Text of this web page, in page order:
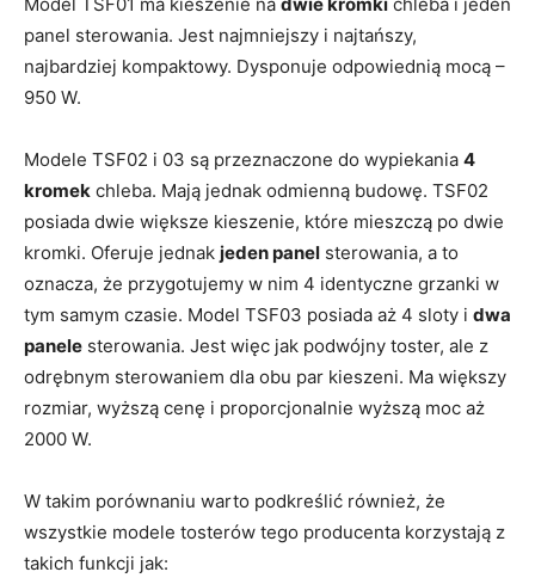
panel sterowania. Jest najmniejszy i najtańszy,
najbardziej kompaktowy. Dysponuje odpowiednią mocą –
950 W.
Modele TSF02 i 03 są przeznaczone do wypiekania 4
kromek chleba. Mają jednak odmienną budowę. TSF02
posiada dwie większe kieszenie, które mieszczą po dwie
kromki. Oferuje jednak jeden panel sterowania, a to
oznacza, że przygotujemy w nim 4 identyczne grzanki w
tym samym czasie. Model TSF03 posiada aż 4 sloty i dwa
panele sterowania. Jest więc jak podwójny toster, ale z
odrębnym sterowaniem dla obu par kieszeni. Ma większy
rozmiar, wyższą cenę i proporcjonalnie wyższą moc aż
2000 W.
W takim porównaniu warto podkreślić również, że
wszystkie modele tosterów tego producenta korzystają z
takich funkcji jak: